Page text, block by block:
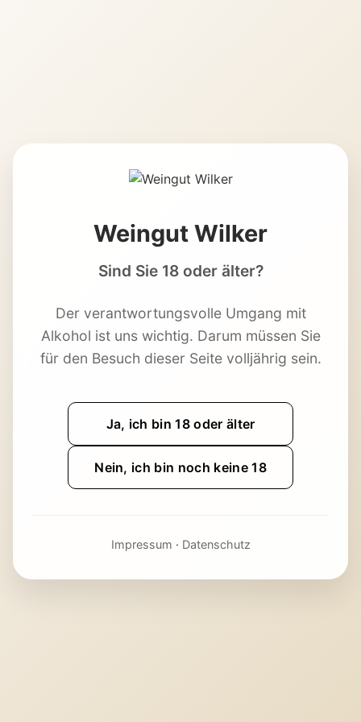
Weingut Wilker
Sind Sie 18 oder älter?
Der verantwortungsvolle Umgang mit
Alkohol ist uns wichtig. Darum müssen Sie
für den Besuch dieser Seite volljährig sein.
Ja, ich bin 18 oder älter
Nein, ich bin noch keine 18
Impressum · Datenschutz